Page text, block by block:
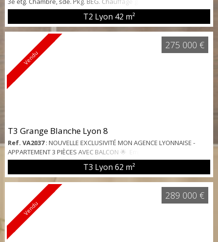
T2 Lyon 42 m²
Vendu
T3 Grange Blanche Lyon 8
Ref. VA2037: NOUVELLE EXCLUSIVITÉ MON AGENCE LYONNAISE -
APPARTEMENT 3 PIÈCES AVEC BALCON 🌟 Emplacement Idéal à Lyon
(69008) : Découvrez ce lumineux appartement de 62 m² avec deux
chambres, parfaitement situé au 11 passage des Alouettes. À
quelques pas du métro Grange Blanche et à 7 minutes de la place
Ambroise Courtois, cet appartement offre un cadre de vie
exceptionnel, combinant calme et acce...
T3 Lyon 62 m²
275 000 €
Vendu
289 000 €